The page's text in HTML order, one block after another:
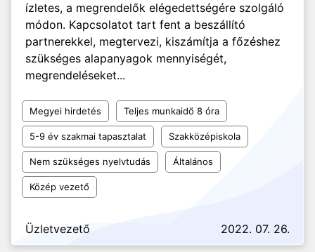
ízletes, a megrendelők elégedettségére szolgáló
módon. Kapcsolatot tart fent a beszállító
partnerekkel, megtervezi, kiszámítja a főzéshez
szükséges alapanyagok mennyiségét,
megrendeléseket...
Megyei hirdetés Teljes munkaidő 8 óra
5-9 év szakmai tapasztalat Szakközépiskola
Nem szükséges nyelvtudás Általános
Közép vezető
Üzletvezető 2022. 07. 26.